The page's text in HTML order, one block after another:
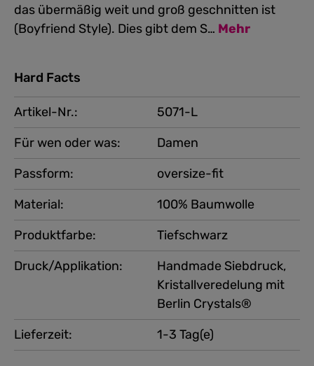
das übermäßig weit und groß geschnitten ist
(Boyfriend Style). Dies gibt dem S… Mehr
Hard Facts
Artikel-Nr.:
5071-L
Für wen oder was:
Damen
Produktfarbe: Tiefschwarz
Material: 100% Baumwolle
Passform: oversize-fit
Druck/Applikation:
Handmade Siebdruck,
Kristallveredelung mit
Berlin Crystals®
Lieferzeit:
1-3 Tag(e)